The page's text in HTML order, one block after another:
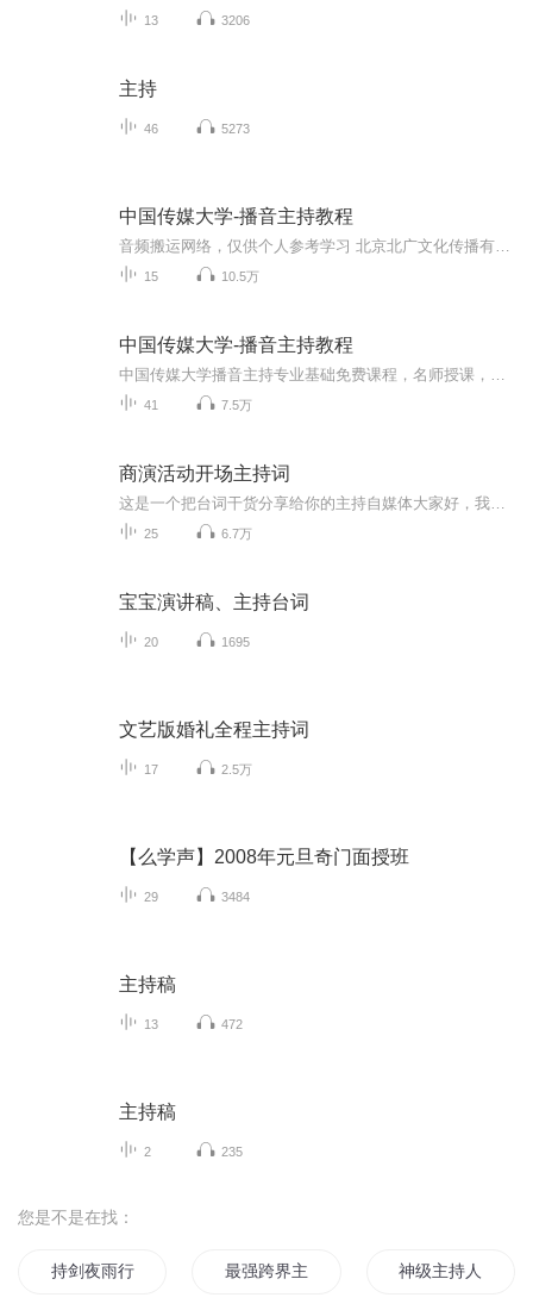
13 3206
主持
46 5273
中国传媒大学-播音主持教程
15 10.5万
中国传媒大学-播音主持教程
41 7.5万
商演活动开场主持词
25 6.7万
宝宝演讲稿、主持台词
20 1695
文艺版婚礼全程主持词
17 2.5万
【么学声】2008年元旦奇门面授班
29 3484
主持稿
13 472
主持稿
2 235
您是不是在找：
持剑夜雨行 最强跨界主持 神级主持人